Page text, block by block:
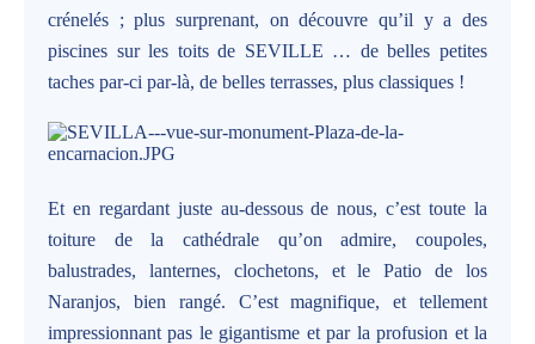
crénelés ; plus surprenant, on découvre qu’il y a des
piscines sur les toits de SEVILLE … de belles petites
taches par-ci par-là, de belles terrasses, plus classiques !
Et en regardant juste au-dessous de nous, c’est toute la
toiture de la cathédrale qu’on admire, coupoles,
balustrades, lanternes, clochetons, et le Patio de los
Naranjos, bien rangé. C’est magnifique, et tellement
impressionnant pas le gigantisme et par la profusion et la